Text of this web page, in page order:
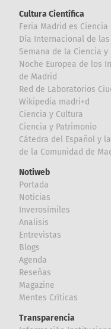
Cultura Científica
Feria Madrid es Ciencia
Día Internacional de
Semana de la Ciencia
Noche Europea de los
de Madrid
Red de Laboratorios
Wikipedia madri+d
Ciencia y Cultura
Ciencia y Patrimonio
Cátedra del Español y
de la Comunidad de
Notiweb
Portada
Noticias
Inverosímiles
Analisis
Entrevistas
Blogs
Agenda
Reseñas
Magazine
Mentes Críticas
Transparencia